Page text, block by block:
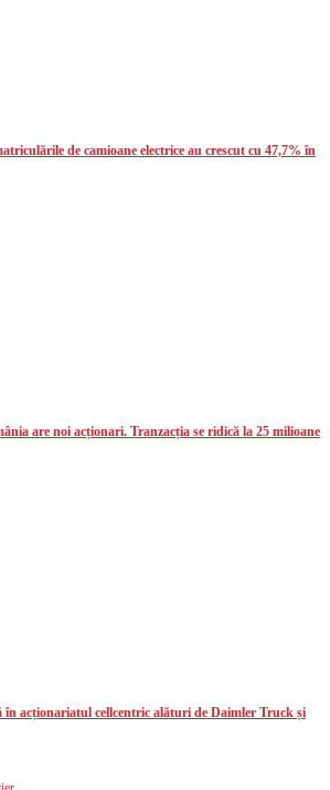
de camioane electrice au crescut cu 47,7% în
are noi acționari. Tranzacția se ridică la 25 milioane
în acționariatul cellcentric alături de Daimler Truck și